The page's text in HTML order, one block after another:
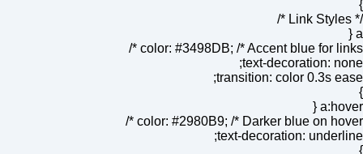
}
/* Link Styles */
a {
color: #3498DB; /* Accent blue for links */
text-decoration: none;
transition: color 0.3s ease;
}
a:hover {
color: #2980B9; /* Darker blue on hover */
text-decoration: underline;
}